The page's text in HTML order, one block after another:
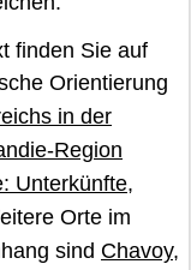
finden Sie auf
Orientierung
in der
Region
Unterkünfte,
Orte im
sind Chavoy,